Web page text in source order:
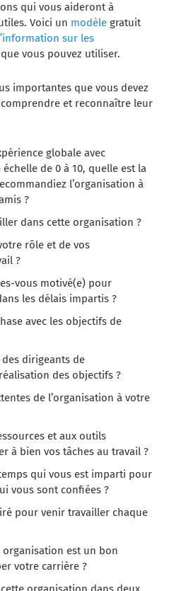
qui vous aideront à
Voici un modèle gratuit
sur les
que vous pouvez utiliser.
importantes que vous devez
et reconnaître leur
globale avec
de 0 à 10, quelle est la
l’organisation à
?
dans cette organisation ?
rôle et de vos
?
vous motivé(e) pour
les délais impartis ?
avec les objectifs de
dirigeants de
des objectifs ?
de l’organisation à votre
et aux outils
à bien vos tâches au travail ?
qui vous est imparti pour
vous sont confiées ?
pour venir travailler chaque
organisation est un bon
votre carrière ?